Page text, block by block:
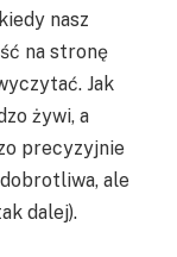
nasz
na stronę
Jak
żywi, a
precyzyjnie
ale
dalej).